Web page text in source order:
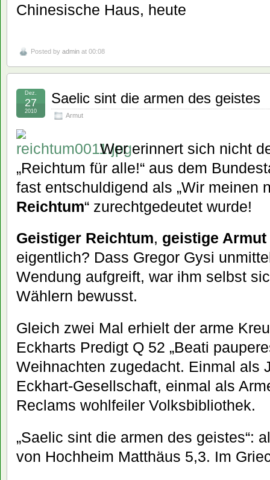
Chinesische Haus, heute
Posted by admin at 00:08
Saelic sint die armen des geistes
Armut
Dez.
27
2010
Wer erinnert sich nicht
„Reichtum für alle!“ aus dem
fast entschuldigend als „Wir meinen
Reichtum“ zurechtgedeutet wurde!
Geistiger Reichtum, geistige Armut
eigentlich? Dass Gregor Gysi
Wendung aufgreift, war ihm selbst
Wählern bewusst.
Gleich zwei Mal erhielt der arme
Eckharts Predigt Q 52 „Beati
Weihnachten zugedacht. Einmal als
Eckhart-Gesellschaft, einmal als
Reclams wohlfeiler Volksbibliothek.
„Saelic sint die armen des geistes“:
von Hochheim Matthäus 5,3. Im